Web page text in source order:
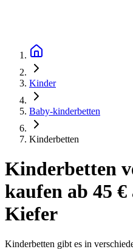
Kinder
Baby-kinderbetten
Kinderbetten
Kinderbetten
kaufen ab 45 €
Kiefer
Kinderbetten gibt es in